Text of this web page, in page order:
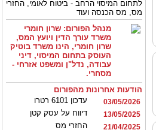
לתחום המיסוי הרחב - ביטוח לאומי, החזרי
מס, מס הכנסה ועוד
מנהל הפורום:שרון חומרי
משרד עורך הדין ויועץ המס,
שרון חומרי, הינו משרד בוטיק
העוסק בתחום המיסוי, דיני
עבודה, נדל"ן ומשפט אזרחי -
מסחרי.
הודעות אחרונות מהפורום
03/05/2026 עדכון 6101 רטרו
13/05/2025 דיווח על עסק קטן
21/04/2025 החזרי מס